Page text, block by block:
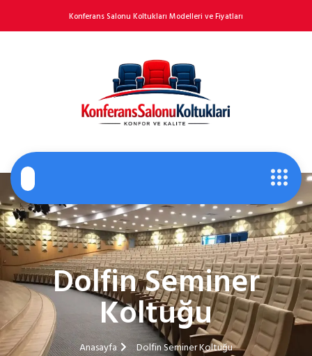
Konferans Salonu Koltukları Modelleri ve Fiyatları
Dolfin Seminer
Koltuğu
Anasayfa Dolfin Seminer Koltuğu